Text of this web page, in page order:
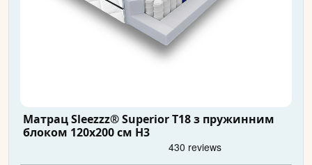
Матрац Sleezzz® Superior T18 з пружинним
блоком 120x200 см H3